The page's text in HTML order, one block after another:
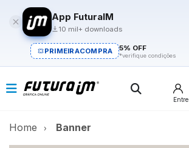
App FuturaIM
10 mil+ downloads
PRIMEIRACOMPRA 5% OFF
*verifique condições
Entre
Home Banner